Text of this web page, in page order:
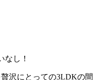
なし！
沢にとっての3LDKの間